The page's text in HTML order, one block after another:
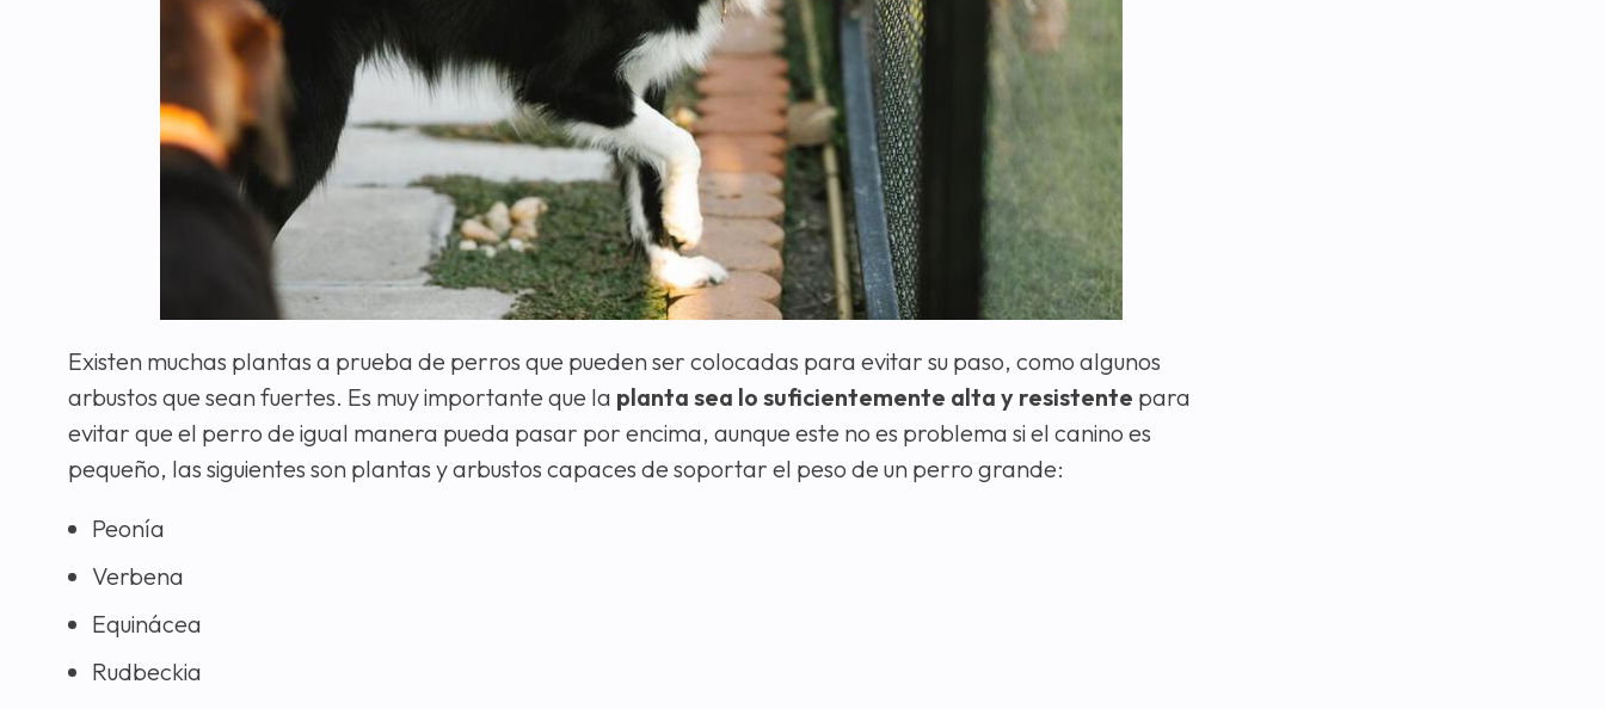
Existen muchas plantas a prueba de perros que pueden ser colocadas para evitar su paso, como algunos
arbustos que sean fuertes. Es muy importante que la planta sea lo suficientemente alta y resistente para
evitar que el perro de igual manera pueda pasar por encima, aunque este no es problema si el canino es
pequeño, las siguientes son plantas y arbustos capaces de soportar el peso de un perro grande:
Peonía
Verbena
Equinácea
Rudbeckia